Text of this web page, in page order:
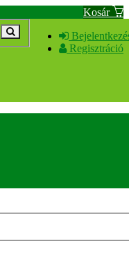
Kosár
Regisztráció